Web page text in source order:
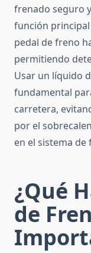
frenado seguro
función
pedal de freno
permitiendo
Usar un líquido
fundamental
carretera,
por el
en el sistema de
¿Qué
de